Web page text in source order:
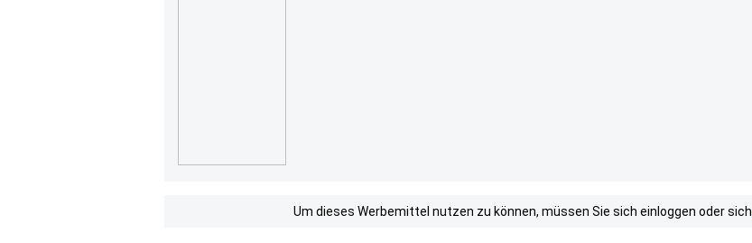
Um dieses Werbemittel nutzen zu können, müssen Sie sich einloggen oder sich